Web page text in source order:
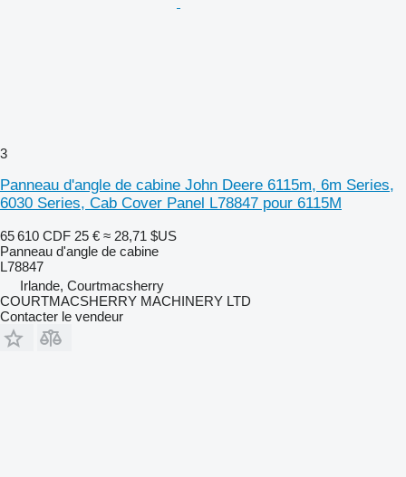
3
Panneau d'angle de cabine John Deere 6115m, 6m Series,
6030 Series, Cab Cover Panel L78847 pour 6115M
65 610 CDF 25 € ≈ 28,71 $US
Panneau d'angle de cabine
L78847
Irlande, Courtmacsherry
COURTMACSHERRY MACHINERY LTD
Contacter le vendeur